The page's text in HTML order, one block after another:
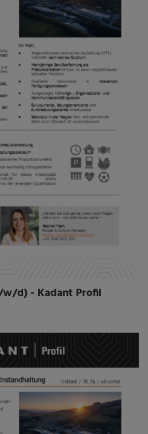
d) - Kadant Profil